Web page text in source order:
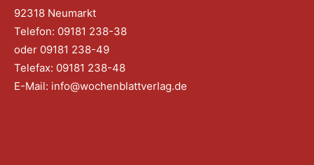
92318 Neumarkt
Telefon: 09181 238-38
oder 09181 238-49
Telefax: 09181 238-48
E-Mail: info@wochenblattverlag.de